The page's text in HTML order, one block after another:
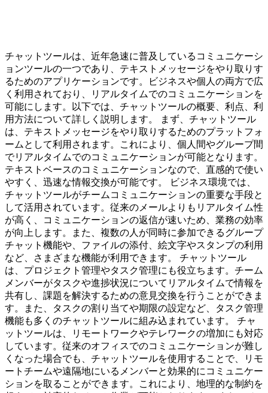
チャットツールは、近年急速に普及しているコミュニケーシ
ョンツールの一つであり、テキストメッセージをやり取りす
るためのアプリケーションです。ビジネスや個人の両方で広
く利用されており、リアルタイムでのコミュニケーションを
可能にします。以下では、チャットツールの概要、利点、利
用方法について詳しく説明します。 まず、チャットツール
は、テキストメッセージをやり取りするためのプラットフォ
ームとして利用されます。これにより、個人間やグループ間
でリアルタイムでのコミュニケーションが可能となります。
テキストベースのコミュニケーションなので、直感的で使い
やすく、迅速な情報交換が可能です。 ビジネス環境では、
チャットツールがチームコミュニケーションの重要な手段と
して活用されています。従来のメールよりもリアルタイム性
が高く、コミュニケーションの返信が速いため、業務の効率
が向上します。また、複数の人が同時に参加できるグループ
チャット機能や、ファイルの添付、絵文字やスタンプの利用
など、さまざまな機能が利用できます。 チャットツール
は、プロジェクト管理やタスク管理にも役立ちます。チーム
メンバーがタスクや進捗状況についてリアルタイムで情報を
共有し、課題を解決するための意見交換を行うことができま
す。また、タスクの割り当てや期限の設定など、タスク管理
機能も多くのチャットツールに組み込まれています。 チャ
ットツールは、リモートワークやテレワークの増加にも対応
しています。従来のオフィスでのコミュニケーションが難し
くなった場合でも、チャットツールを使用することで、リモ
ートチームや遠隔地にいるメンバーと効果的にコミュニケー
ションを取ることができます。これにより、地理的な制約を